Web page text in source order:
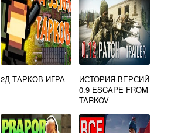
2Д ТАРКОВ ИГРА
ИСТОРИЯ ВЕРСИЙ
0.9 ESCAPE FROM
TARKOV